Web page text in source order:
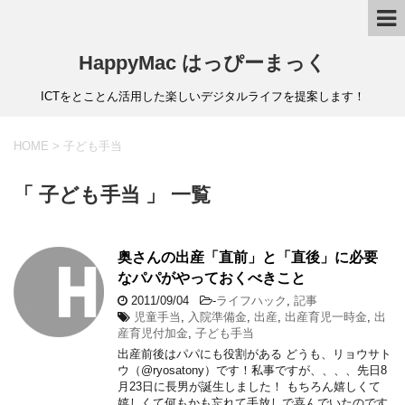
HappyMac はっぴーまっく
ICTをとことん活用した楽しいデジタルライフを提案します！
HOME > 子ども手当
「 子ども手当 」 一覧
奥さんの出産「直前」と「直後」に必要
なパパがやっておくべきこと
2011/09/04 -ライフハック
記事
児童手当
入院準備金 出産 出産育児一時金
出
産育児付加金 子ども手当
出産前後はパパにも役割がある どうも、リョウサト
ウ（@ryosatony）です！私事ですが、、、、先日8
月23日に長男が誕生しました！ もちろん嬉しくて